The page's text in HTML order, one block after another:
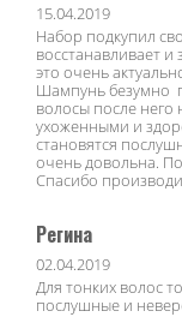
15.04.2019
Набор подкупил
восстанавливает
это очень
Шампунь безумно
волосы после него
ухоженными и
становятся
очень довольна.
Спасибо
Регина
02.04.2019
Для тонких волос
послушные и